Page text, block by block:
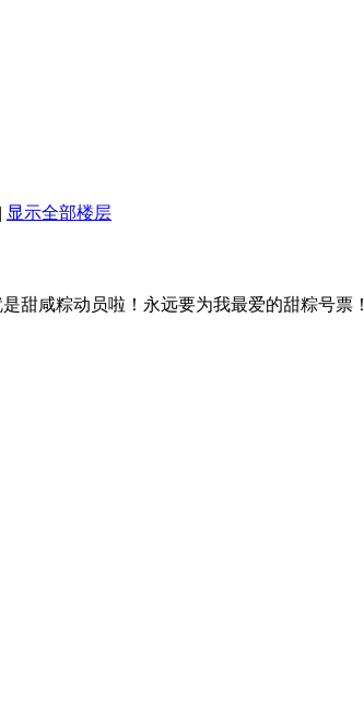
| 显示全部楼层
甜咸粽动员啦！永远要为我最爱的甜粽号票！